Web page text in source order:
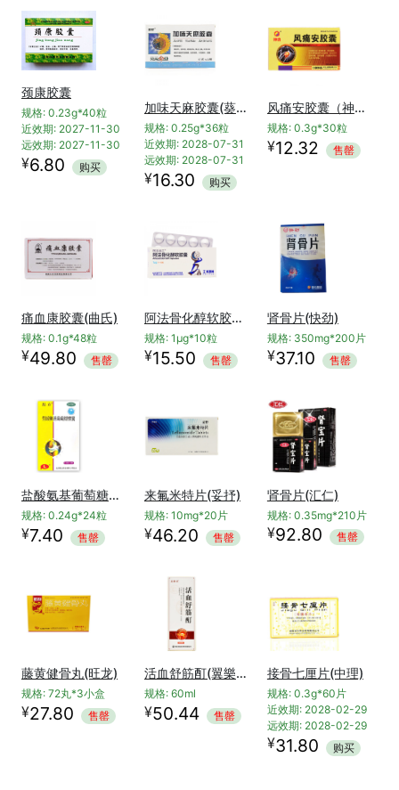
颈康胶囊
规格: 0.23g*40粒
近效期: 2027-11-30
远效期: 2027-11-30
¥6.80 购买
加味天麻胶囊(葵花)
规格: 0.25g*36粒
近效期: 2028-07-31
远效期: 2028-07-31
¥16.30 购买
风痛安胶囊（神济）
规格: 0.3g*30粒
¥12.32 售罄
痛血康胶囊(曲氏)
规格: 0.1g*48粒
¥49.80 售罄
阿法骨化醇软胶囊(阿法迪三)
规格: 1μg*10粒
¥15.50 售罄
肾骨片(快劲)
规格: 350mg*200片
¥37.10 售罄
盐酸氨基葡萄糖胶囊(葡立)
规格: 0.24g*24粒
¥7.40 售罄
来氟米特片(妥抒)
规格: 10mg*20片
¥46.20 售罄
肾骨片(汇仁)
规格: 0.35mg*210片
¥92.80 售罄
藤黄健骨丸(旺龙)
规格: 72丸*3小盒
¥27.80 售罄
活血舒筋酊(翼樂康)
规格: 60ml
¥50.44 售罄
接骨七厘片(中理)
规格: 0.3g*60片
近效期: 2028-02-29
远效期: 2028-02-29
¥31.80 购买